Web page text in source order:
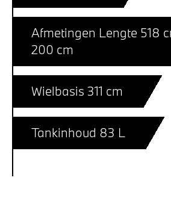
Afmetingen Lengte 518
200 cm
Wielbasis 311 cm
Tankinhoud 83 L